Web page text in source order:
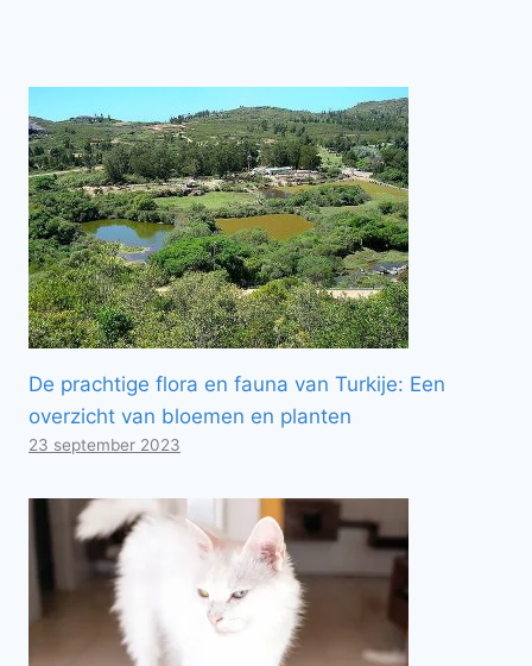
De prachtige flora en fauna van Turkije: Een
overzicht van bloemen en planten
23 september 2023